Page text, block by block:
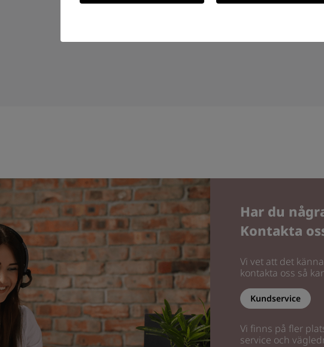
Har du
Kontakta
Vi vet att det
kontakta oss så
Kundservice
Vi finns på fler
service och